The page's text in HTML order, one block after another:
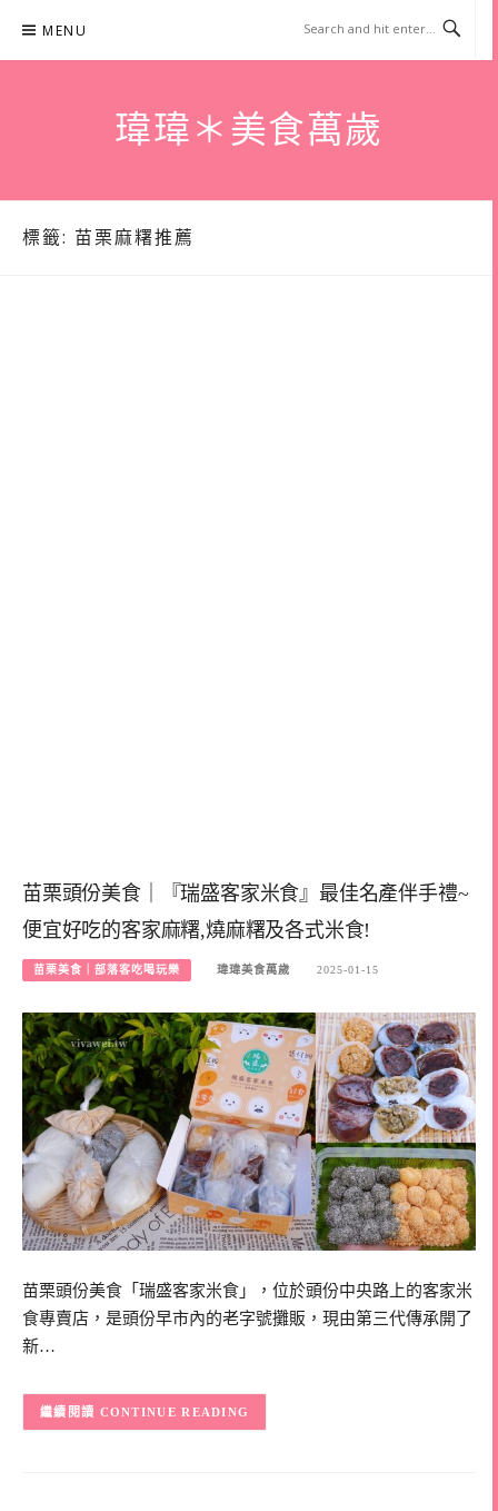
content
MENU
瑋瑋＊美食萬歲
標籤: 苗栗麻糬推薦
苗栗頭份美食｜『瑞盛客家米食』最佳名產伴手禮~
便宜好吃的客家麻糬,燒麻糬及各式米食!
苗栗美食｜部落客吃喝玩樂 瑋瑋美食萬歲 2025-01-15
苗栗頭份美食「瑞盛客家米食」，位於頭份中央路上的客家米
食專賣店，是頭份早市內的老字號攤販，現由第三代傳承開了
新…
CONTINUE READING